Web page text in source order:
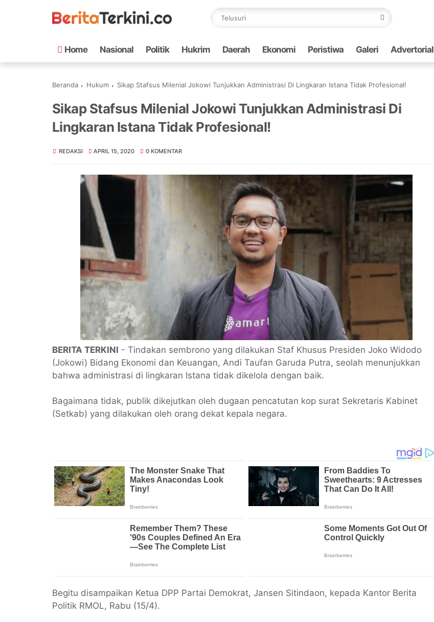
Home Nasional Politik Hukrim Daerah Ekonomi Peristiwa Galeri Advertorial
Beranda Hukum Sikap Stafsus Milenial Jokowi Tunjukkan Administrasi Di Lingkaran Istana Tidak Profesional!
Sikap Stafsus Milenial Jokowi Tunjukkan Administrasi Di
Lingkaran Istana Tidak Profesional!
REDAKSI APRIL 15, 2020 0 KOMENTAR
BERITA TERKINI - Tindakan sembrono yang dilakukan Staf Khusus Presiden Joko Widodo
(Jokowi) Bidang Ekonomi dan Keuangan, Andi Taufan Garuda Putra, seolah menunjukkan
bahwa administrasi di lingkaran Istana tidak dikelola dengan baik.
Bagaimana tidak, publik dikejutkan oleh dugaan pencatutan kop surat Sekretaris Kabinet
(Setkab) yang dilakukan oleh orang dekat kepala negara.
Begitu disampaikan Ketua DPP Partai Demokrat, Jansen Sitindaon, kepada Kantor Berita
Politik RMOL, Rabu (15/4).